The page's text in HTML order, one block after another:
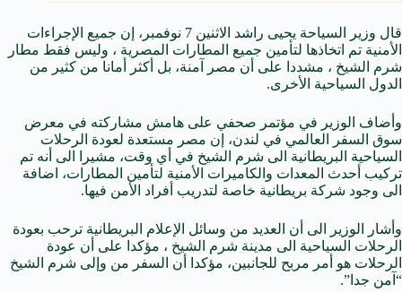
قال وزير السياحة يحيى راشد الاثنين 7 نوفمبر، إن جميع الإجراءات
الأمنية تم اتخاذها لتأمين جميع المطارات المصرية ، وليس فقط مطار
شرم الشيخ ، مشددا على أن مصر آمنة، بل أكثر أمانا من كثير من
الدول السياحية الأخرى.
وأضاف الوزير في مؤتمر صحفي على هامش مشاركته في معرض
سوق السفر العالمي في لندن، إن مصر مستعدة لعودة الرحلات
السياحية البريطانية الى شرم الشيخ في أي وقت، مشيرا الى أنه تم
تركيب أحدث المعدات والكاميرات الأمنية لتأمين المطارات، اضافة
الى وجود شركة بريطانية خاصة لتدريب أفراد الأمن فيها.
وأشار الوزير الى أن العديد من وسائل الإعلام البريطانية ترحب بعودة
الرحلات السياحية الى مدينة شرم الشيخ ، مؤكدا على أن عودة
الرحلات هو أمر مربح للجانبين، مؤكدا أن السفر من وإلى شرم الشيخ
“آمن جدا”.